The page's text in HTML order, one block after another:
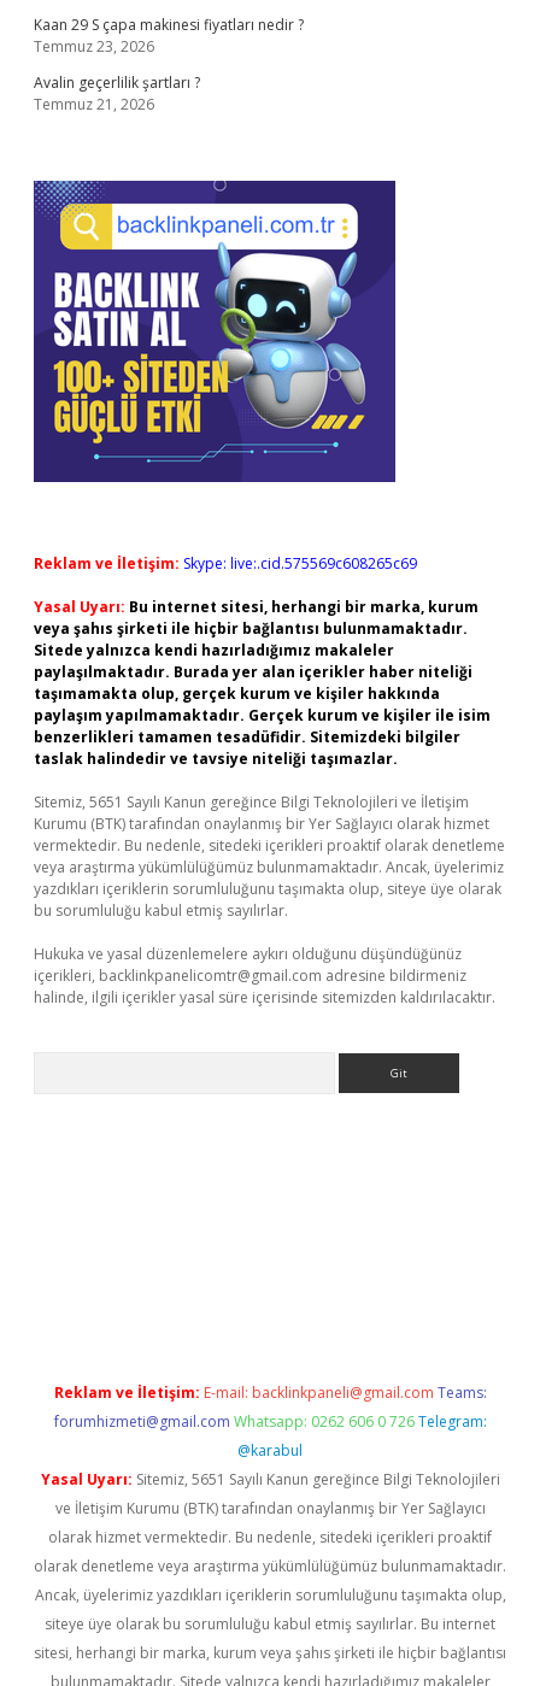
Kaan 29 S çapa makinesi fiyatları nedir ?
Temmuz 23, 2026
Avalin geçerlilik şartları ?
Temmuz 21, 2026
Reklam ve İletişim: Skype: live:.cid.575569c608265c69
Yasal Uyarı: Bu internet sitesi, herhangi bir marka, kurum
veya şahıs şirketi ile hiçbir bağlantısı bulunmamaktadır.
Sitede yalnızca kendi hazırladığımız makaleler
paylaşılmaktadır. Burada yer alan içerikler haber niteliği
taşımamakta olup, gerçek kurum ve kişiler hakkında
paylaşım yapılmamaktadır. Gerçek kurum ve kişiler ile isim
benzerlikleri tamamen tesadüfidir. Sitemizdeki bilgiler
taslak halindedir ve tavsiye niteliği taşımazlar.
Sitemiz, 5651 Sayılı Kanun gereğince Bilgi Teknolojileri ve İletişim
Kurumu (BTK) tarafından onaylanmış bir Yer Sağlayıcı olarak hizmet
vermektedir. Bu nedenle, sitedeki içerikleri proaktif olarak denetleme
veya araştırma yükümlülüğümüz bulunmamaktadır. Ancak, üyelerimiz
yazdıkları içeriklerin sorumluluğunu taşımakta olup, siteye üye olarak
bu sorumluluğu kabul etmiş sayılırlar.
Hukuka ve yasal düzenlemelere aykırı olduğunu düşündüğünüz
içerikleri, backlinkpanelicomtr@gmail.com adresine bildirmeniz
halinde, ilgili içerikler yasal süre içerisinde sitemizden kaldırılacaktır.
Reklam ve İletişim: E-mail: backlinkpaneli@gmail.com Teams:
forumhizmeti@gmail.com Whatsapp: 0262 606 0 726 Telegram:
@karabul
Yasal Uyarı: Sitemiz, 5651 Sayılı Kanun gereğince Bilgi Teknolojileri
ve İletişim Kurumu (BTK) tarafından onaylanmış bir Yer Sağlayıcı
olarak hizmet vermektedir. Bu nedenle, sitedeki içerikleri proaktif
olarak denetleme veya araştırma yükümlülüğümüz bulunmamaktadır.
Ancak, üyelerimiz yazdıkları içeriklerin sorumluluğunu taşımakta olup,
siteye üye olarak bu sorumluluğu kabul etmiş sayılırlar. Bu internet
sitesi, herhangi bir marka, kurum veya şahıs şirketi ile hiçbir bağlantısı
bulunmamaktadır. Sitede yalnızca kendi hazırladığımız makaleler